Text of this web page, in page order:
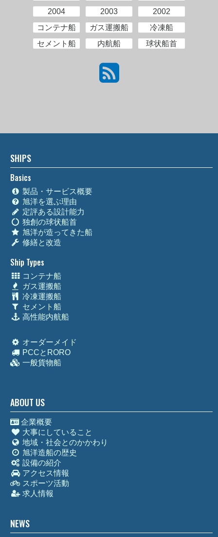
2004
2003
2002
コンテナ船
ガス運搬船
冷凍船
セメント船
内航船 球状船首
SHIPS
Basics
製品・サービス概要
旭洋を選ぶ理由
定評ある設計能力
独創の球状船首
旭洋が造ってきた船
修繕と改造
Ship Types
コンテナ船
ガス運搬船
冷凍運搬船
セメント船
高性能内航船
オーダーメイド
PCCとRORO
一般貨物船
ABOUT US
企業概要
大事にしていること
地域・社会とのかかわり
旭洋造船の歴史
設備の紹介
アクセス情報
スポーツ活動
求人情報
NEWS